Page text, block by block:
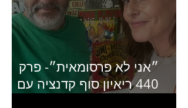
״אני לא פרסומאית״- פרק
440 ריאיון סוף קדנציה עם